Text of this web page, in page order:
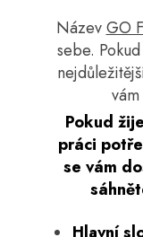
NázevGO
sebe.
Pokud
práci
se vám